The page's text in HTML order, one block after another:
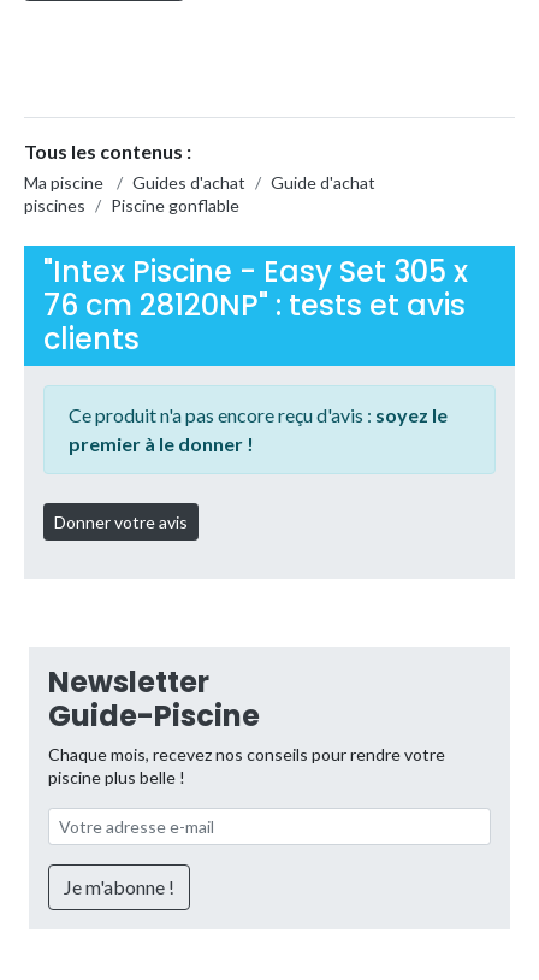
Tous les contenus :
Ma piscine / Guides d'achat / Guide d'achat
piscines / Piscine gonflable
"Intex Piscine - Easy Set 305 x
76 cm 28120NP" : tests et avis
clients
Ce produit n'a pas encore reçu d'avis : soyez le
premier à le donner !
Newsletter
Guide-Piscine
Chaque mois, recevez nos conseils pour rendre votre
piscine plus belle !